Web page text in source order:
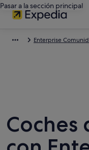
Pasar a la sección principal
Enterprise
Coches